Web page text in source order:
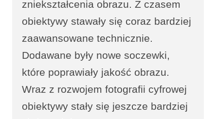
zniekształcenia obrazu. Z czasem
obiektywy stawały się coraz bardziej
zaawansowane technicznie.
Dodawane były nowe soczewki,
które poprawiały jakość obrazu.
Wraz z rozwojem fotografii cyfrowej
obiektywy stały się jeszcze bardziej